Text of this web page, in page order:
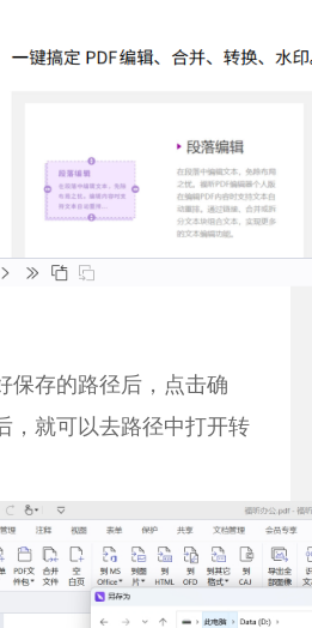
保存的路径后，点击确
，就可以去路径中打开转